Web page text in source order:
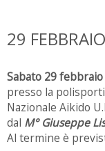
29
Sabato 29
presso la
Nazionale Aikido
dal M° Giuseppe
Al termine è